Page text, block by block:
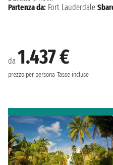
da 1.437 €
prezzo per persona Tasse incluse
Partenza da: Fort Lauderdale